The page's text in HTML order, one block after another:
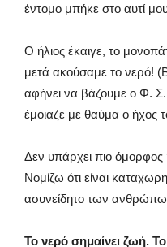
έντομο μπήκε στο αυτί
Ο ήλιος έκαιγε, το
μετά ακούσαμε το νερό!
αφήνει να βάζουμε ο Φ. Σ.
έμοιαζε με θαύμα ο ήχος
Δεν υπάρχει πιο όμορφος
Νομίζω ότι είναι
ασυνείδητο των
Το νερό σημαίνει ζωή.